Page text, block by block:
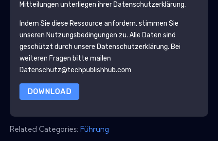
Mitteilungen unterliegen ihrer Datenschutzerklärung.
Indem Sie diese Ressource anfordern, stimmen Sie
unseren Nutzungsbedingungen zu. Alle Daten sind
geschützt durch unsere Datenschutzerklärung. Bei
weiteren Fragen bitte mailen
Datenschutz@techpublishhub.com
DOWNLOAD
Related Categories: Führung